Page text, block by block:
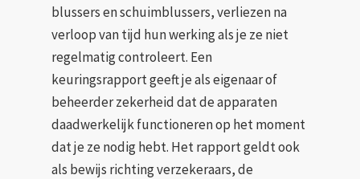
blussers en schuimblussers, verliezen na
verloop van tijd hun werking als je ze niet
regelmatig controleert. Een
keuringsrapport geeft je als eigenaar of
beheerder zekerheid dat de apparaten
daadwerkelijk functioneren op het moment
dat je ze nodig hebt. Het rapport geldt ook
als bewijs richting verzekeraars, de